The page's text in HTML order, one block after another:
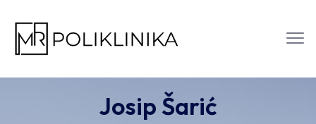
Josip Šarić